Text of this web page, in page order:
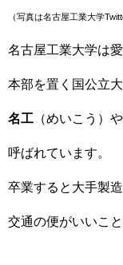
（写真は名古屋工業大学
名古屋工業大学は
本部を置く国公立大
名工 （めいこう）や
呼ばれています。
卒業すると大手製
交通の便がいいこ